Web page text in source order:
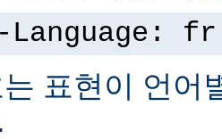
Language: fr
표현이 언어